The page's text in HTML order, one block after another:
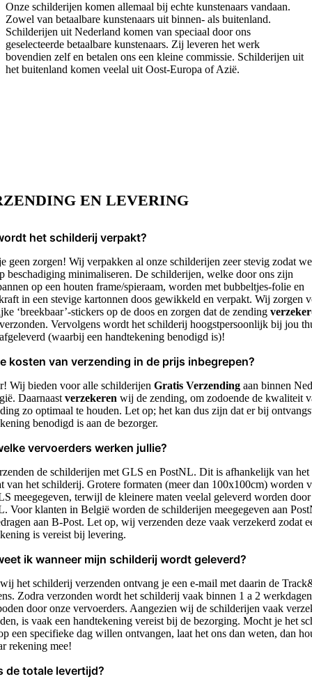
Onze schilderijen komen allemaal bij echte kunstenaars vandaan.
Zowel van betaalbare kunstenaars uit binnen- als buitenland.
Schilderijen uit Nederland komen van speciaal door ons
geselecteerde betaalbare kunstenaars. Zij leveren het werk
bovendien zelf en betalen ons een kleine commissie. Schilderijen uit
het buitenland komen veelal uit Oost-Europa of Azië.
EN LEVERING
het schilderij verpakt?
geen zorgen! Wij verpakken al onze schilderijen zeer stevig zodat
beschadiging minimaliseren. De schilderijen, welke door ons zijn
op een houten frame/spieraam, worden met bubbeltjes-folie en
in een stevige kartonnen doos gewikkeld en verpakt. Wij zorgen
‘breekbaar’-stickers op de doos en zorgen dat de zending
Vervolgens wordt het schilderij hoogstpersoonlijk bij jou
(waarbij een handtekening benodigd is)!
kosten van verzending in de prijs inbegrepen?
Wij bieden voor alle schilderijen Gratis Verzending aan binnen
Daarnaast verzekeren wij de zending, om zodoende de kwaliteit
zo optimaal te houden. Let op; het kan dus zijn dat er bij
benodigd is aan de bezorger.
vervoerders werken jullie?
de schilderijen met GLS en PostNL. Dit is afhankelijk van het
van het schilderij. Grotere formaten (meer dan 100x100cm) worden
meegegeven, terwijl de kleinere maten veelal geleverd worden door
Voor klanten in België worden de schilderijen meegegeven aan
aan B-Post. Let op, wij verzenden deze vaak verzekerd zodat
is vereist bij levering.
ik wanneer mijn schilderij wordt geleverd?
het schilderij verzenden ontvang je een e-mail met daarin de
Zodra verzonden wordt het schilderij vaak binnen 1 a 2 werkdagen
door onze vervoerders. Aangezien wij de schilderijen vaak
is vaak een handtekening vereist bij de bezorging. Mocht je het
een specifieke dag willen ontvangen, laat het ons dan weten, dan
rekening mee!
de totale levertijd?